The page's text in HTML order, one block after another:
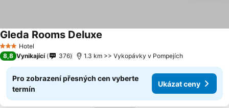
3 Počet hvězdiček
Hotel
Gleda Rooms Deluxe
8,8 Vynikající 376 1.3 km >> Vykopávky v Pompejích
Pro zobrazení přesných cen vyberte
termín
Ukázat ceny